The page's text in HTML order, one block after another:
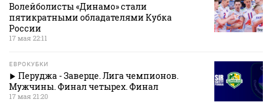
Волейболисты «Динамо» стали
пятикратными обладателями Кубка
России
17 мая 22:11
ЕВРОКУБКИ
Перуджа - Заверце. Лига чемпионов.
Мужчины. Финал четырех. Финал
17 мая 21:20